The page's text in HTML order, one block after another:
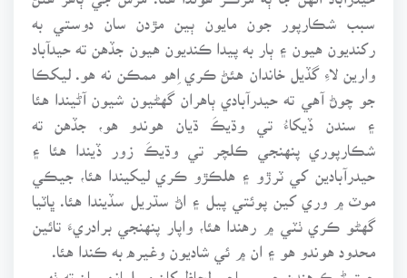
سبب شڪارپور جون مايون ٻين مڙدن سان دوستي به
رکنديون هيون ۽ ٻار به پيدا ڪنديون هيون جڏهن ته حيدآباد
وارين لاءِ گڏيل خاندان هئڻ ڪري اِهو ممڪن نه هو. ليکڪا
جو چوڻ آهي ته حيدرآبادي ٻاهران گهڻيون شيون آڻيندا هئا
۽ سندن ڏيکاءُ تي وڌيڪَ ڌيان هوندو هو، جڏهن ته
شڪارپوري پنهنجي ڪلچر تي وڌيڪَ زور ڏيندا هئا ۽
حيدرآبادين کي ٽرڙو ۽ هلڪڙو ڪري ليکيندا هئا، جيڪي
موٽ ۾ وري کين پوئتي پيل ۽ اڻ سڌريل سڏيندا هئا. ڀاٽيا
گهڻو ڪري ٺٽي ۾ رهندا هئا، واپار پنهنجي برادريءَ تائين
محدود هوندو هو ۽ ان ۾ ئي شاديون وغيره به ڪندا هئا.
جيتوڻيڪ هندن جي سماجي لحاظ کان مسلمانن سان ته ٺهيو